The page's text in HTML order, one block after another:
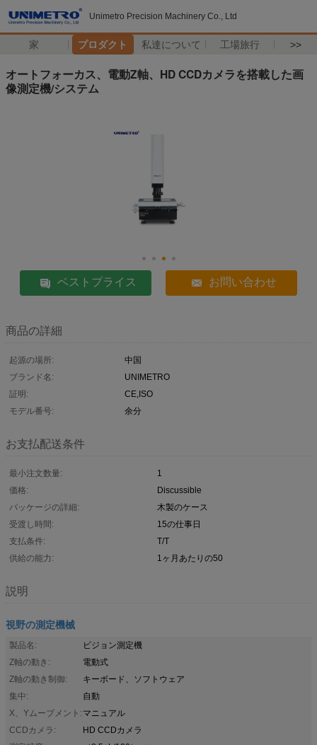
Unimetro Precision Machinery Co., Ltd
家 プロダクト 私達について 工場旅行 >>
オートフォーカス、電動Z軸、HD CCDカメラを搭載した画
像測定機/システム
ベストプライス お問い合わせ
商品の詳細
起源の場所:
中国
ブランド名:
UNIMETRO
証明:
CE,ISO
モデル番号:
余分
お支払配送条件
最小注文数量:
1
価格:
Discussible
パッケージの詳細:
木製のケース
受渡し時間:
15の仕事日
支払条件:
T/T
供給の能力:
1ヶ月あたりの50
説明
視野の測定機械
製品名:
ビジョン測定機
Z軸の動き:
電動式
Z軸の動き制御:
キーボード、ソフトウェア
集中:
自動
X、Yムーブメント: マニュアル
CCDカメラ:
HD CCDカメラ